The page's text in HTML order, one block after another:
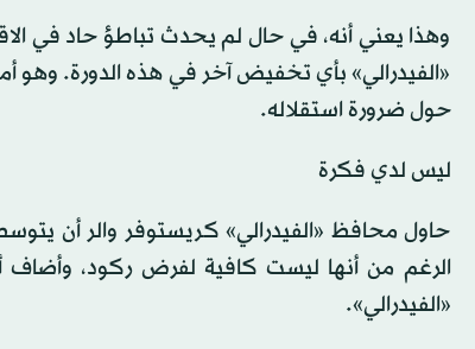
وهذا يعني أنه، في حال لم يحدث تباطؤ حاد في
«الفيدرالي» بأي تخفيض آخر في هذه الدورة. وهو
حول ضرورة استقلاله.
ليس لدي فكرة
حاول محافظ «الفيدرالي» كريستوفر والر أن
الرغم من أنها ليست كافية لفرض ركود، وأضاف
«الفيدرالي».